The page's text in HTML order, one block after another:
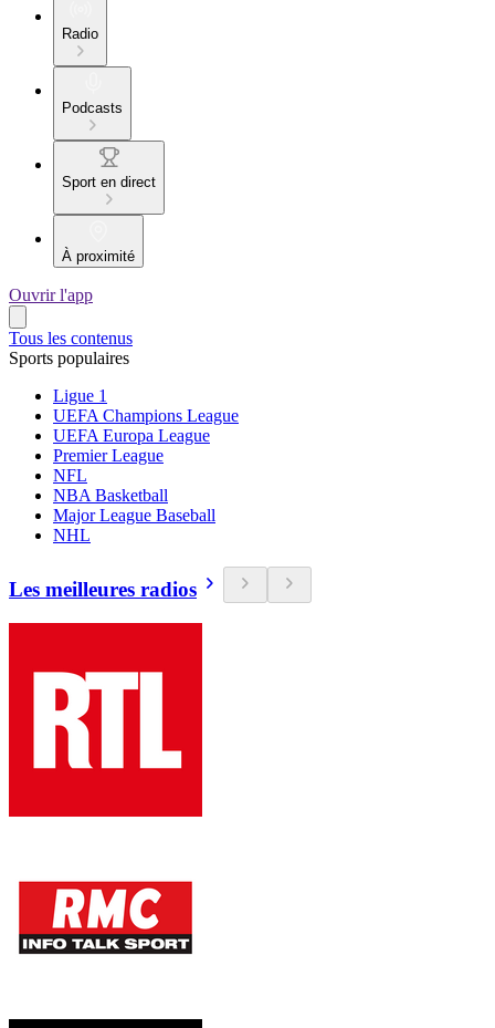
Radio
Podcasts
Sport en direct
À proximité
Ouvrir l'app
Tous les contenus
Sports populaires
Ligue 1
UEFA Champions League
UEFA Europa League
Premier League
NFL
NBA Basketball
Major League Baseball
NHL
Les meilleures radios